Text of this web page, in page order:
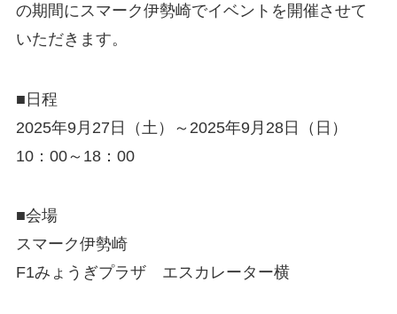
の期間にスマーク伊勢崎でイベントを開催させて
いただきます。
■日程
2025年9月27日（土）～2025年9月28日（日）
10：00～18：00
■会場
スマーク伊勢崎
F1みょうぎプラザ エスカレーター横